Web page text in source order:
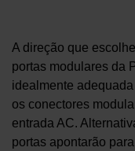
A direção que
portas modulares da
idealmente
os conectores
entrada AC.
portas apontarão